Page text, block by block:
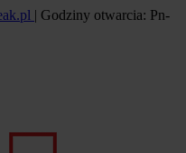
| Godziny otwarcia: Pn-